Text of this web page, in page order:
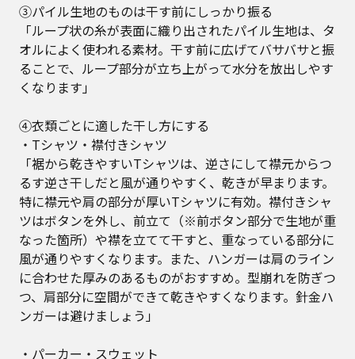
③パイル生地のものは干す前にしっかり振る
「ループ状の糸が表面に織り出されたパイル生地は、タ
オルによく使われる素材。干す前に広げてバサバサと振
ることで、ループ部分が立ち上がって水分を放出しやす
くなります」
④衣類ごとに適した干し方にする
・Tシャツ・襟付きシャツ
「裾から乾きやすいTシャツは、逆さにして襟元からつ
るす逆さ干しだと風が通りやすく、乾きが早まります。
特に襟元や肩の部分が厚いTシャツに有効。襟付きシャ
ツはボタンを外し、前立て（※前ボタン部分で生地が重
なった箇所）や襟を立てて干すと、重なっている部分に
風が通りやすくなります。また、ハンガーは肩のライン
に合わせた厚みのあるものがおすすめ。型崩れを防ぎつ
つ、肩部分に空間ができて乾きやすくなります。針金ハ
ンガーは避けましょう」
・パーカー・スウェット